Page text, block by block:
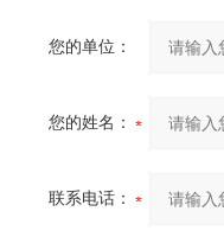
您的单位：
您的姓名：
联系电话：